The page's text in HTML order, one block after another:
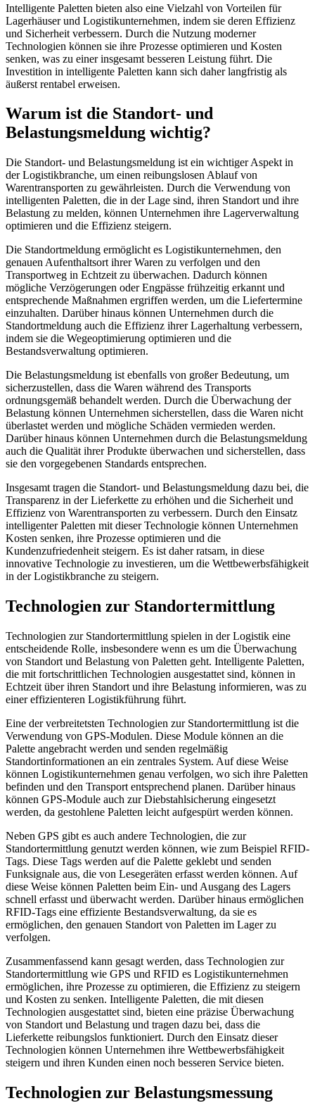
Intelligente Paletten bieten also eine Vielzahl von Vorteilen für
Lagerhäuser und Logistikunternehmen, indem sie deren Effizienz
und Sicherheit verbessern. Durch die Nutzung moderner
Technologien können sie ihre Prozesse optimieren und Kosten
senken, was zu einer insgesamt besseren Leistung führt. Die
Investition in intelligente Paletten kann sich daher langfristig als
äußerst rentabel erweisen.
Warum ist die Standort- und
Belastungsmeldung wichtig?
Die Standort- und Belastungsmeldung ist ein wichtiger Aspekt in
der Logistikbranche, um einen reibungslosen Ablauf von
Warentransporten zu gewährleisten. Durch die Verwendung von
intelligenten Paletten, die in der Lage sind, ihren Standort und ihre
Belastung zu melden, können Unternehmen ihre Lagerverwaltung
optimieren und die Effizienz steigern.
Die Standortmeldung ermöglicht es Logistikunternehmen, den
genauen Aufenthaltsort ihrer Waren zu verfolgen und den
Transportweg in Echtzeit zu überwachen. Dadurch können
mögliche Verzögerungen oder Engpässe frühzeitig erkannt und
entsprechende Maßnahmen ergriffen werden, um die Liefertermine
einzuhalten. Darüber hinaus können Unternehmen durch die
Standortmeldung auch die Effizienz ihrer Lagerhaltung verbessern,
indem sie die Wegeoptimierung optimieren und die
Bestandsverwaltung optimieren.
Die Belastungsmeldung ist ebenfalls von großer Bedeutung, um
sicherzustellen, dass die Waren während des Transports
ordnungsgemäß behandelt werden. Durch die Überwachung der
Belastung können Unternehmen sicherstellen, dass die Waren nicht
überlastet werden und mögliche Schäden vermieden werden.
Darüber hinaus können Unternehmen durch die Belastungsmeldung
auch die Qualität ihrer Produkte überwachen und sicherstellen, dass
sie den vorgegebenen Standards entsprechen.
Insgesamt tragen die Standort- und Belastungsmeldung dazu bei, die
Transparenz in der Lieferkette zu erhöhen und die Sicherheit und
Effizienz von Warentransporten zu verbessern. Durch den Einsatz
intelligenter Paletten mit dieser Technologie können Unternehmen
Kosten senken, ihre Prozesse optimieren und die
Kundenzufriedenheit steigern. Es ist daher ratsam, in diese
innovative Technologie zu investieren, um die Wettbewerbsfähigkeit
in der Logistikbranche zu steigern.
Technologien zur Standortermittlung
Technologien zur Standortermittlung spielen in der Logistik eine
entscheidende Rolle, insbesondere wenn es um die Überwachung
von Standort und Belastung von Paletten geht. Intelligente Paletten,
die mit fortschrittlichen Technologien ausgestattet sind, können in
Echtzeit über ihren Standort und ihre Belastung informieren, was zu
einer effizienteren Logistikführung führt.
Eine der verbreitetsten Technologien zur Standortermittlung ist die
Verwendung von GPS-Modulen. Diese Module können an die
Palette angebracht werden und senden regelmäßig
Standortinformationen an ein zentrales System. Auf diese Weise
können Logistikunternehmen genau verfolgen, wo sich ihre Paletten
befinden und den Transport entsprechend planen. Darüber hinaus
können GPS-Module auch zur Diebstahlsicherung eingesetzt
werden, da gestohlene Paletten leicht aufgespürt werden können.
Neben GPS gibt es auch andere Technologien, die zur
Standortermittlung genutzt werden können, wie zum Beispiel RFID-
Tags. Diese Tags werden auf die Palette geklebt und senden
Funksignale aus, die von Lesegeräten erfasst werden können. Auf
diese Weise können Paletten beim Ein- und Ausgang des Lagers
schnell erfasst und überwacht werden. Darüber hinaus ermöglichen
RFID-Tags eine effiziente Bestandsverwaltung, da sie es
ermöglichen, den genauen Standort von Paletten im Lager zu
verfolgen.
Zusammenfassend kann gesagt werden, dass Technologien zur
Standortermittlung wie GPS und RFID es Logistikunternehmen
ermöglichen, ihre Prozesse zu optimieren, die Effizienz zu steigern
und Kosten zu senken. Intelligente Paletten, die mit diesen
Technologien ausgestattet sind, bieten eine präzise Überwachung
von Standort und Belastung und tragen dazu bei, dass die
Lieferkette reibungslos funktioniert. Durch den Einsatz dieser
Technologien können Unternehmen ihre Wettbewerbsfähigkeit
steigern und ihren Kunden einen noch besseren Service bieten.
Technologien zur Belastungsmessung